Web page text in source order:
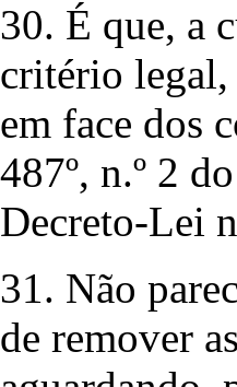
30. É que, a
critério
em face dos
487º, n.º 2
Decreto-Lei
31. Não
de remover